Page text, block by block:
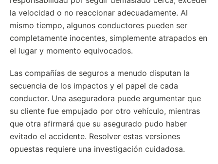
la velocidad o no reaccionar adecuadamente. Al
mismo tiempo, algunos conductores pueden ser
completamente inocentes, simplemente atrapados en
el lugar y momento equivocados.
Las compañías de seguros a menudo disputan la
secuencia de los impactos y el papel de cada
conductor. Una aseguradora puede argumentar que
su cliente fue empujado por otro vehículo, mientras
que otra afirmará que su asegurado pudo haber
evitado el accidente. Resolver estas versiones
opuestas requiere una investigación cuidadosa.